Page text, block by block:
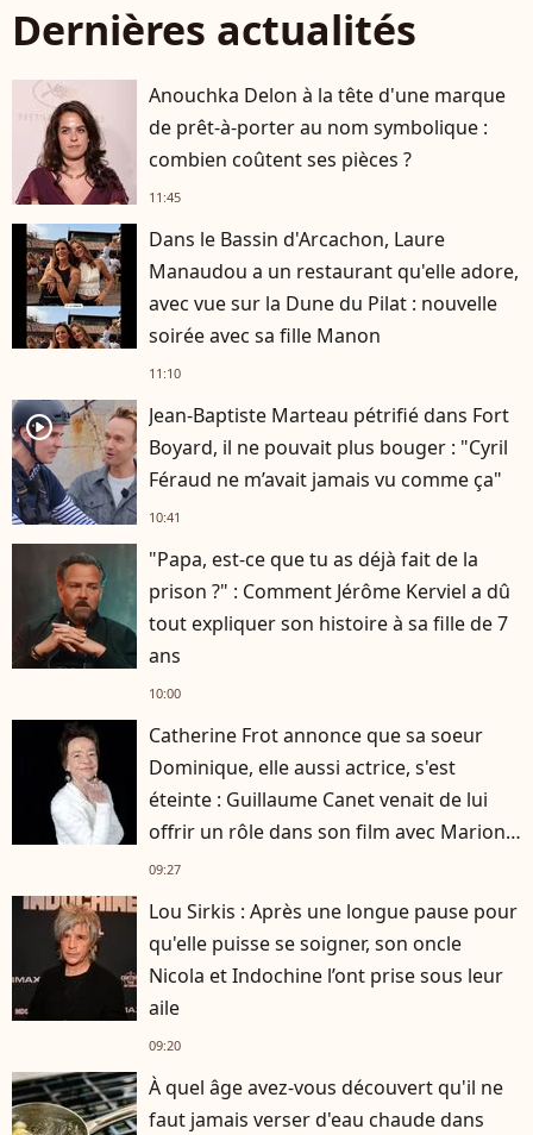
Dernières actualités
Anouchka Delon à la tête d'une marque
de prêt-à-porter au nom symbolique :
combien coûtent ses pièces ?
11:45
Dans le Bassin d'Arcachon, Laure
Manaudou a un restaurant qu'elle adore,
avec vue sur la Dune du Pilat : nouvelle
soirée avec sa fille Manon
11:10
player2
Jean-Baptiste Marteau pétrifié dans Fort
Boyard, il ne pouvait plus bouger : "Cyril
Féraud ne m’avait jamais vu comme ça"
10:41
"Papa, est-ce que tu as déjà fait de la
prison ?" : Comment Jérôme Kerviel a dû
tout expliquer son histoire à sa fille de 7
ans
10:00
Catherine Frot annonce que sa soeur
Dominique, elle aussi actrice, s'est
éteinte : Guillaume Canet venait de lui
offrir un rôle dans son film avec Marion
Cotillard
09:27
Lou Sirkis : Après une longue pause pour
qu'elle puisse se soigner, son oncle
Nicola et Indochine l’ont prise sous leur
aile
09:20
À quel âge avez-vous découvert qu'il ne
faut jamais verser d'eau chaude dans